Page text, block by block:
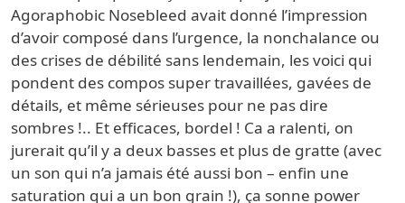
Agoraphobic Nosebleed avait donné l’impression
d’avoir composé dans l’urgence, la nonchalance ou
des crises de débilité sans lendemain, les voici qui
pondent des compos super travaillées, gavées de
détails, et même sérieuses pour ne pas dire
sombres !.. Et efficaces, bordel ! Ca a ralenti, on
jurerait qu’il y a deux basses et plus de gratte (avec
un son qui n’a jamais été aussi bon – enfin une
saturation qui a un bon grain !), ça sonne power